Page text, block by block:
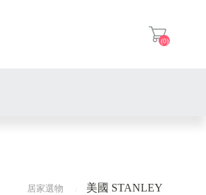
(0)
居家選物 美國 STANLEY